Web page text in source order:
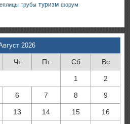
трубы туризм форум
2026
Чт Пт Сб Вс
1 2
6 7 8 9
13 14 15 16